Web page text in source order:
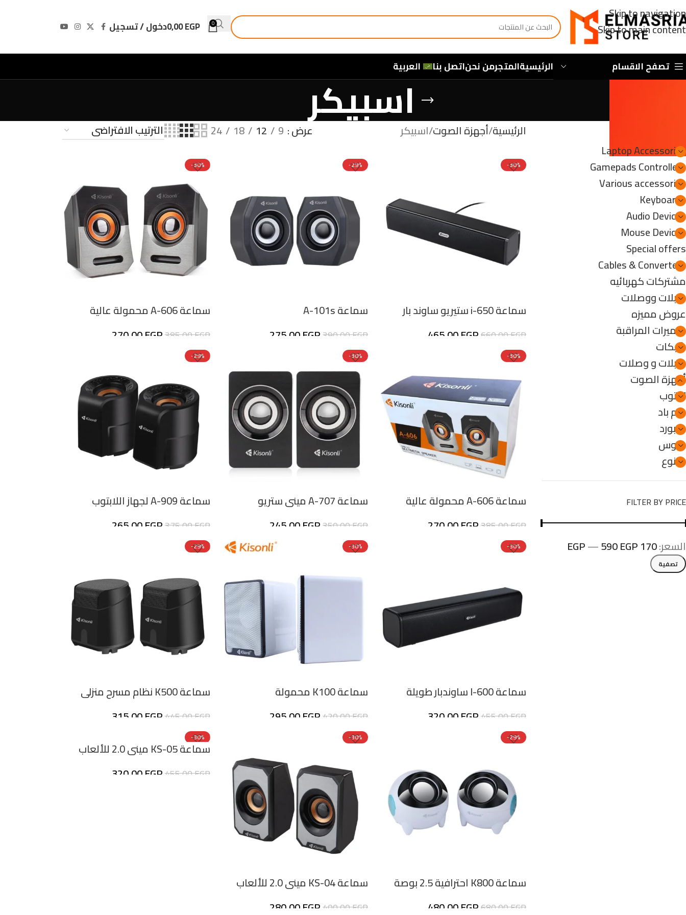
Skip to navigation
Skip to main content
0
0,00EGP دخول / تسجيل
تصفح الاقسام الرئيسيةالمتجرمن نحناتصل بنا العربية
اسبيكر
Laptop Accessories
Gamepads Controllers
Various accessories
Keyboards
Audio Devices
Mouse Devices
Special offers
Cables & Converters
مشتركات كهربائيه
كابلات ووصلات
عروض مميزه
كاميرات المراقبة
شبكات
كابلات و وصلات
أجهزة الصوت
لابتوب
جيم باد
كيبورد
ماوس
متنوع
FILTER BY PRICE
تصفية
السعر:170 EGP
—590 EGP
الرئيسية أجهزة الصوت اسبيكر عرض 9
12
18
24
-30%
سماعة i-650 ستيريو ساوند بار
660,00EGP
465,00EGP
-29%
سماعة A-101s
390,00EGP
275,00EGP
-30%
سماعة A-606 محمولة عالية
385,00EGP
270,00EGP
-30%
سماعة A-606 محمولة عالية
385,00EGP
270,00EGP
-30%
سماعة A-707 ميني ستريو
350,00EGP
245,00EGP
-29%
سماعة A-909 لجهاز اللابتوب
375,00EGP
265,00EGP
-30%
سماعة I-600 ساوندبار طويلة
455,00EGP
320,00EGP
-30%
سماعة K100 محمولة
420,00EGP
295,00EGP
-29%
سماعة K500 نظام مسرح منزلي
445,00EGP
315,00EGP
-29%
سماعة K800 احترافية 2.5 بوصة
680,00EGP
480,00EGP
-30%
سماعة KS-04 ميني 2.0 للألعاب
400,00EGP
280,00EGP
-30%
سماعة KS-05 ميني 2.0 للألعاب
455,00EGP
320,00EGP